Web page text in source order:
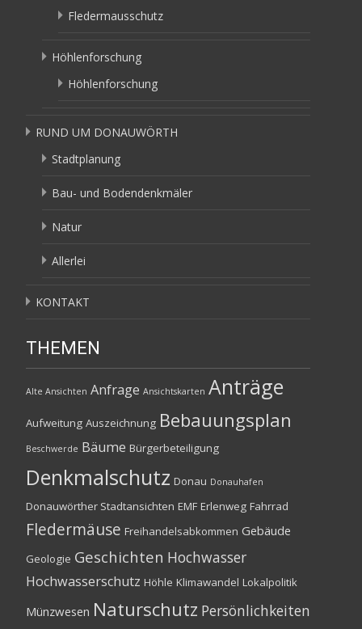
Fledermausschutz
Höhlenforschung
Höhlenforschung
RUND UM DONAUWÖRTH
Stadtplanung
Bau- und Bodendenkmäler
Natur
Allerlei
KONTAKT
THEMEN
Alte Ansichten Anfrage Ansichtskarten Anträge
Aufweitung Auszeichnung Bebauungsplan
Beschwerde Bäume Bürgerbeteiligung
Denkmalschutz Donau Donauhafen
Donauwörther Stadtansichten EMF Erlenweg Fahrrad
Fledermäuse Freihandelsabkommen Gebäude
Geologie Geschichten Hochwasser
Hochwasserschutz Höhle Klimawandel Lokalpolitik
Münzwesen Naturschutz Persönlichkeiten